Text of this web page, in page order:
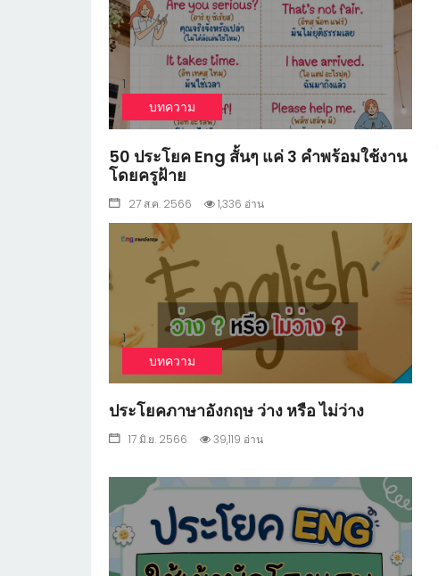
1
บทความ
50 ประโยค Eng สั้นๆ แค่ 3 คำพร้อมใช้งาน
โดยครูฝ้าย
27 ส.ค. 2566 1,336 อ่าน
1
บทความ
ประโยคภาษาอังกฤษ ว่าง หรือ ไม่ว่าง
17 มิ.ย. 2566 39,119 อ่าน